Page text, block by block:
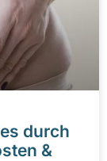
durch
&